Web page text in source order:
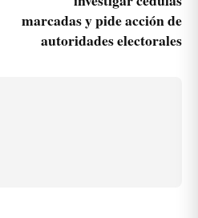
marcadas y pide acción de
autoridades electorales